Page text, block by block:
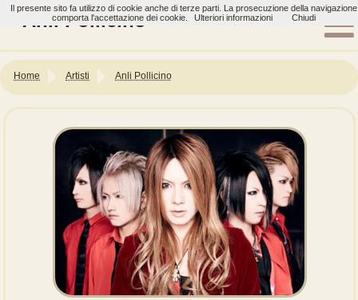
Anli Pollicino
Home Artisti Anli Pollicino
Il presente sito fa utilizzo di cookie anche di terze parti. La prosecuzione della navigazione
comporta l'accettazione dei cookie.
Ulteriori informazioni Chiudi